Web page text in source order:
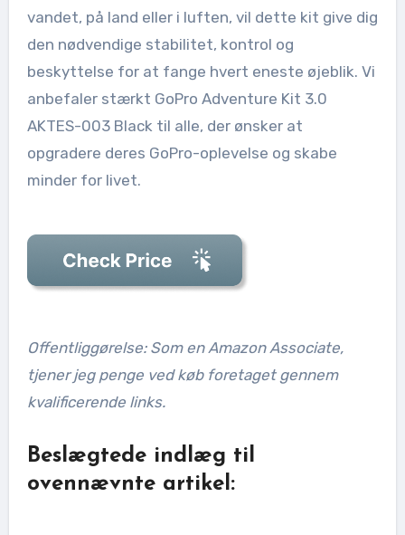
vandet, på land eller i luften, vil dette kit give dig
den nødvendige stabilitet, kontrol og
beskyttelse for at fange hvert eneste øjeblik. Vi
anbefaler stærkt GoPro Adventure Kit 3.0
AKTES-003 Black til alle, der ønsker at
opgradere deres GoPro-oplevelse og skabe
minder for livet.
Offentliggørelse: Som en Amazon Associate,
tjener jeg penge ved køb foretaget gennem
kvalificerende links.
Beslægtede indlæg til
ovennævnte artikel: